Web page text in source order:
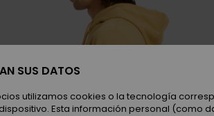
SUS DATOS
utilizamos cookies o la tecnología
Esta información personal (como